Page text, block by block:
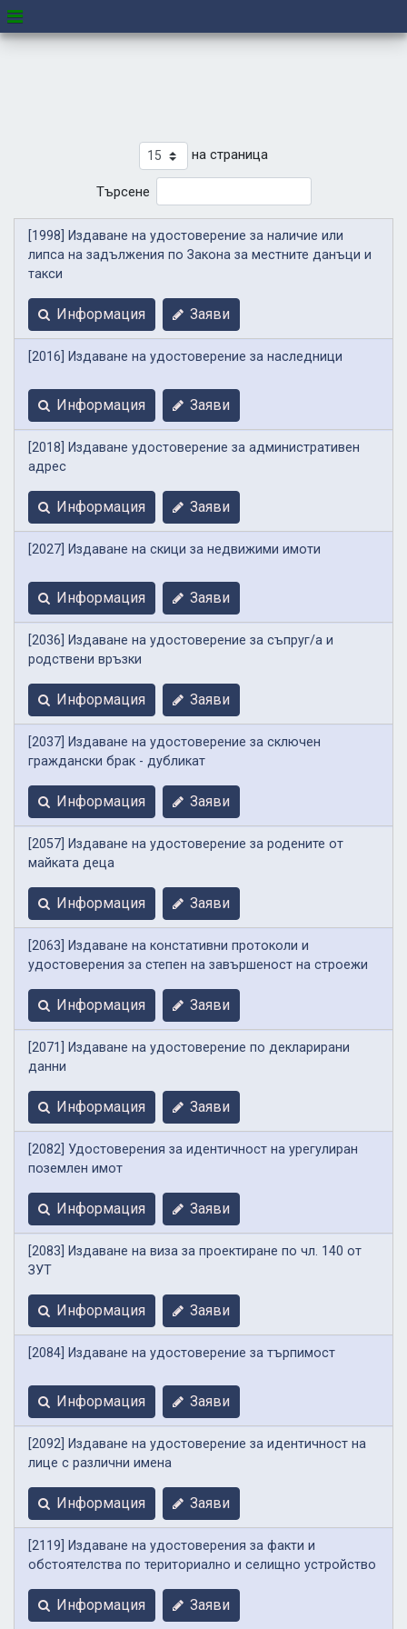
на страница
Търсене
[1998] Издаване на удостоверение за наличие или
липса на задължения по Закона за местните данъци и
такси
Информация Заяви
[2016] Издаване на удостоверение за наследници
Информация Заяви
[2018] Издаване удостоверение за административен
адрес
Информация Заяви
[2027] Издаване на скици за недвижими имоти
Информация Заяви
[2036] Издаване на удостоверение за съпруг/а и
родствени връзки
Информация Заяви
[2037] Издаване на удостоверение за сключен
граждански брак - дубликат
Информация Заяви
[2057] Издаване на удостоверение за родените от
майката деца
Информация Заяви
[2063] Издаване на констативни протоколи и
удостоверения за степен на завършеност на строежи
Информация Заяви
[2071] Издаване на удостоверение по декларирани
данни
Информация Заяви
[2082] Удостоверения за идентичност на урегулиран
поземлен имот
Информация Заяви
[2083] Издаване на виза за проектиране по чл. 140 от
ЗУТ
Информация Заяви
[2084] Издаване на удостоверение за търпимост
Информация Заяви
[2092] Издаване на удостоверение за идентичност на
лице с различни имена
Информация Заяви
[2119] Издаване на удостоверения за факти и
обстоятелства по териториално и селищно устройство
Информация Заяви